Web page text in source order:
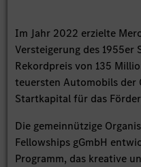
Im Jahr 2022 erzielte
Versteigerung des 1955er
Rekordpreis von 135
teuersten Automobils der
Startkapital für das
Die gemeinnützige
Fellowships gGmbH
Programm, das kreative